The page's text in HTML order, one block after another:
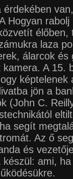
érdekében
Hogyan rabolj
élőben,
laza
álarcok és
A 15.
képtelenek
jön a
(John C.
segít
Az ő
és
ami,